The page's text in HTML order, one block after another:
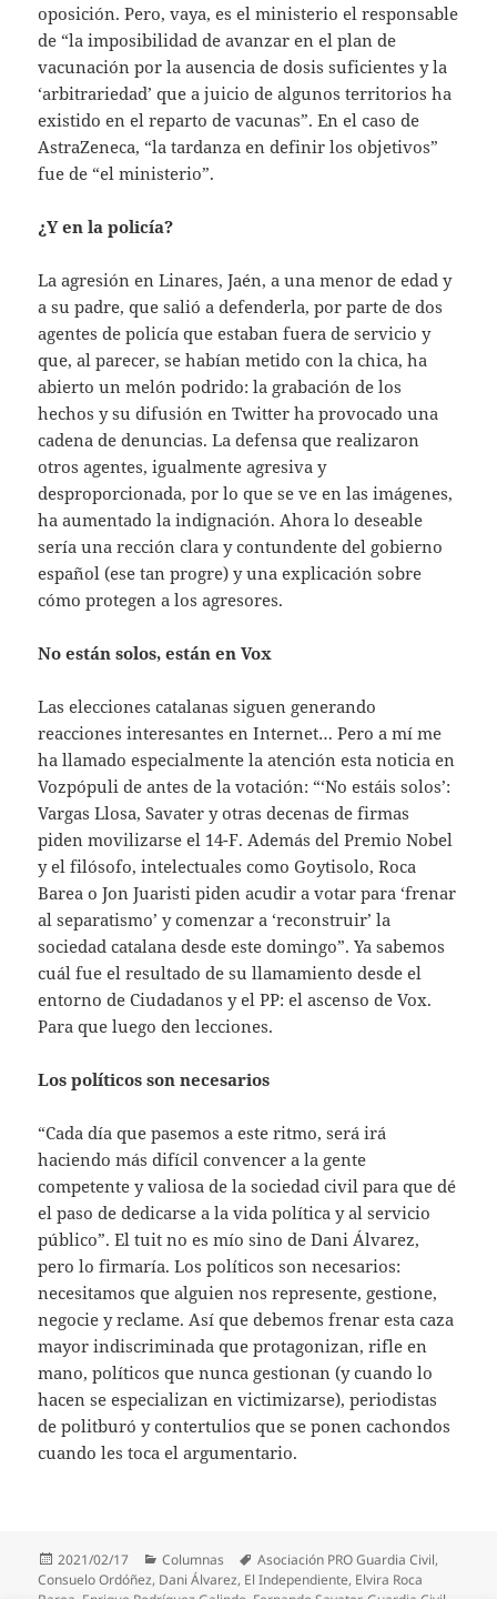
oposición. Pero, vaya, es el ministerio el responsable
de “la imposibilidad de avanzar en el plan de
vacunación por la ausencia de dosis suficientes y la
‘arbitrariedad’ que a juicio de algunos territorios ha
existido en el reparto de vacunas”. En el caso de
AstraZeneca, “la tardanza en definir los objetivos”
fue de “el ministerio”.
¿Y en la policía?
La agresión en Linares, Jaén, a una menor de edad y
a su padre, que salió a defenderla, por parte de dos
agentes de policía que estaban fuera de servicio y
que, al parecer, se habían metido con la chica, ha
abierto un melón podrido: la grabación de los
hechos y su difusión en Twitter ha provocado una
cadena de denuncias. La defensa que realizaron
otros agentes, igualmente agresiva y
desproporcionada, por lo que se ve en las imágenes,
ha aumentado la indignación. Ahora lo deseable
sería una rección clara y contundente del gobierno
español (ese tan progre) y una explicación sobre
cómo protegen a los agresores.
No están solos, están en Vox
Las elecciones catalanas siguen generando
reacciones interesantes en Internet… Pero a mí me
ha llamado especialmente la atención esta noticia en
Vozpópuli de antes de la votación: “‘No estáis solos’:
Vargas Llosa, Savater y otras decenas de firmas
piden movilizarse el 14-F. Además del Premio Nobel
y el filósofo, intelectuales como Goytisolo, Roca
Barea o Jon Juaristi piden acudir a votar para ‘frenar
al separatismo’ y comenzar a ‘reconstruir’ la
sociedad catalana desde este domingo”. Ya sabemos
cuál fue el resultado de su llamamiento desde el
entorno de Ciudadanos y el PP: el ascenso de Vox.
Para que luego den lecciones.
Los políticos son necesarios
“Cada día que pasemos a este ritmo, será irá
haciendo más difícil convencer a la gente
competente y valiosa de la sociedad civil para que dé
el paso de dedicarse a la vida política y al servicio
público”. El tuit no es mío sino de Dani Álvarez,
pero lo firmaría. Los políticos son necesarios:
necesitamos que alguien nos represente, gestione,
negocie y reclame. Así que debemos frenar esta caza
mayor indiscriminada que protagonizan, rifle en
mano, políticos que nunca gestionan (y cuando lo
hacen se especializan en victimizarse), periodistas
de politburó y contertulios que se ponen cachondos
cuando les toca el argumentario.
Publicado
el
2021/02/17 Categorías
Columnas Etiquetas
Asociación PRO Guardia Civil,
Consuelo Ordóñez, Dani Álvarez, El Independiente, Elvira Roca